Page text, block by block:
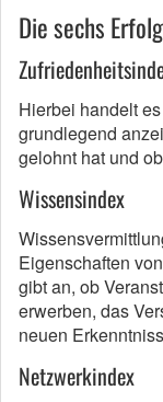
Die sechs
Hierbei handelt
grundlegend
gelohnt hat und
Wissensindex
Eigenschaften
gibt an, ob
erwerben, das
neuen
Netzwerkindex